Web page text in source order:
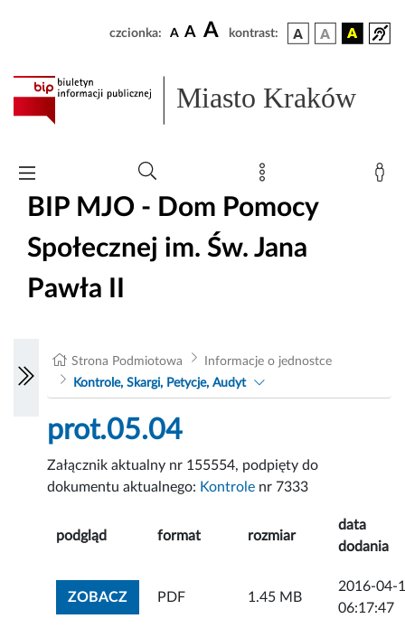
czcionka: A A A kontrast:
Miasto Kraków
BIP MJO - Dom Pomocy
Społecznej im. Św. Jana
Pawła II
Strona Podmiotowa
Informacje o jednostce
Kontrole, Skargi, Petycje, Audyt
prot.05.04
Załącznik aktualny nr 155554, podpięty do
dokumentu aktualnego: Kontrole nr 7333
podgląd format rozmiar
data
dodania
ZOBACZZOBACZ ZAŁĄCZNIK
PDF 1.45 MB
2016-04-
06:17:47